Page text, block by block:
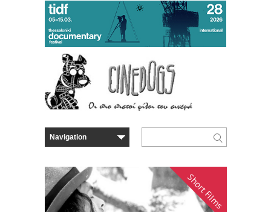
Short Films